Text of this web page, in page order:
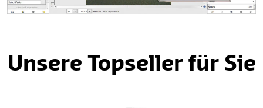
Unsere Topseller für Sie